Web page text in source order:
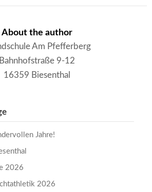
About the author
Am Pfefferberg
Bahnhofstraße 9-12
16359 Biesenthal
Jahre!
2026
2026